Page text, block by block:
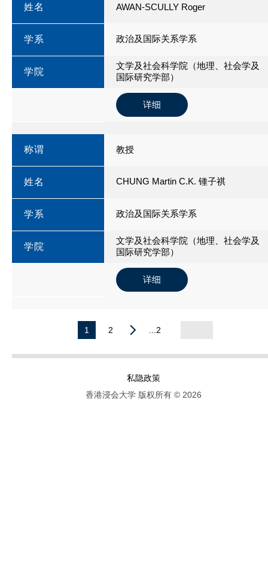
姓名 AWAN-SCULLY Roger
学系 政治及国际关系学系
学院
文学及社会科学院（地理、社会学及
国际研究学部）
详细
称谓 教授
姓名 CHUNG Martin C.K. 锺子祺
学系 政治及国际关系学系
学院
文学及社会科学院（地理、社会学及
国际研究学部）
详细
1 2 ...2
私隐政策
香港浸会大学 版权所有 © 2026